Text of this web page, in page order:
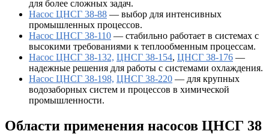
для более сложных задач.
Насос ЦНСГ 38-88 — выбор для интенсивных
промышленных процессов.
Насос ЦНСГ 38-110 — стабильно работает в системах с
высокими требованиями к теплообменным процессам.
Насос ЦНСГ 38-132, ЦНСГ 38-154, ЦНСГ 38-176 —
надежные решения для работы с системами охлаждения.
Насос ЦНСГ 38-198, ЦНСГ 38-220 — для крупных
водозаборных систем и процессов в химической
промышленности.
Области применения насосов ЦНСГ 38